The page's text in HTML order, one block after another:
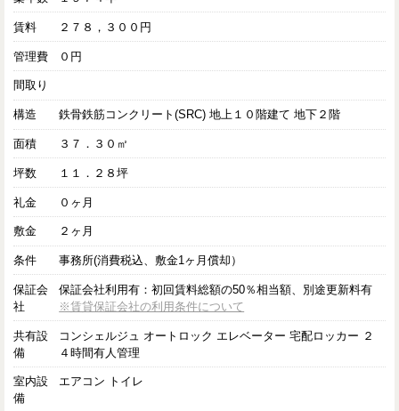
賃料 ２７８，３００円
管理費 ０円
間取り
構造 鉄骨鉄筋コンクリート(SRC) 地上１０階建て 地下２階
面積 ３７．３０㎡
坪数 １１．２８坪
礼金 ０ヶ月
敷金 ２ヶ月
条件 事務所(消費税込、敷金1ヶ月償却）
保証会
社
保証会社利用有：初回賃料総額の50％相当額、別途更新料有
※賃貸保証会社の利用条件について
共有設
備
コンシェルジュ オートロック エレベーター 宅配ロッカー ２
４時間有人管理
室内設
備
エアコン トイレ